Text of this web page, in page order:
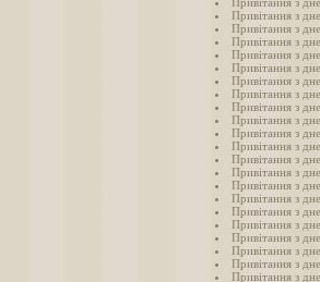
Привітання з
Привітання з
Привітання з
Привітання з
Привітання з
Привітання з
Привітання з
Привітання з
Привітання з
Привітання з
Привітання з
Привітання з
Привітання з
Привітання з
Привітання з
Привітання з
Привітання з
Привітання з
Привітання з
Привітання з
Привітання з